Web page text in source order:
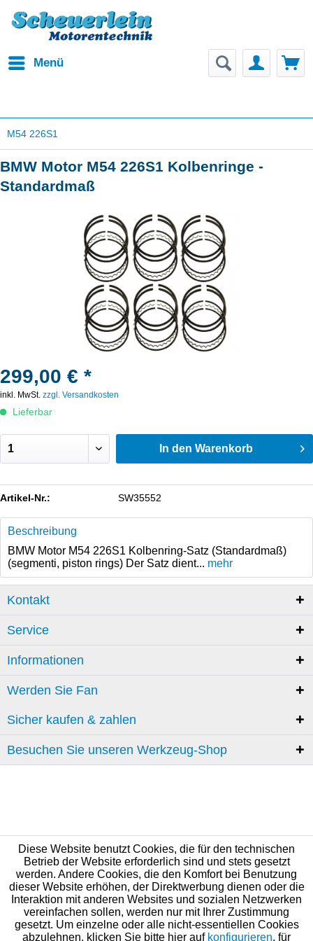
Menü
M54 226S1
BMW Motor M54 226S1 Kolbenringe -
Standardmaß
299,00 € *
inkl. MwSt. zzgl. Versandkosten
Lieferbar
In den Warenkorb
Artikel-Nr.: SW35552
Beschreibung
BMW Motor M54 226S1 Kolbenring-Satz (Standardmaß)
(segmenti, piston rings) Der Satz dient... mehr
Kontakt
Service
Informationen
Werden Sie Fan
Sicher kaufen & zahlen
Besuchen Sie unseren Werkzeug-Shop
Diese Website benutzt Cookies, die für den technischen
Betrieb der Website erforderlich sind und stets gesetzt
werden. Andere Cookies, die den Komfort bei Benutzung
dieser Website erhöhen, der Direktwerbung dienen oder die
Interaktion mit anderen Websites und sozialen Netzwerken
vereinfachen sollen, werden nur mit Ihrer Zustimmung
gesetzt. Um einzelne oder alle nicht-essentiellen Cookies
abzulehnen, klicken Sie bitte hier auf konfigurieren, für